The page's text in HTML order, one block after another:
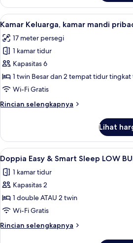
Kamar
Double
Ekonomi
Lihat
semua
foto
untuk
Kamar
Keluarga,
kamar
pribadi
14
Kamar Keluarga, kamar mandi
17 meter persegi
1 kamar tidur
Kapasitas 6
1 twin Besar dan 2 tempat tidur
Wi-Fi Gratis
Rincian selengkapnya
Rincian
Kamar
Keluarga,
kamar
mandi
pribadi
Lihat
Lihat
semua
foto
untuk
Doppia
Easy
&
Smart
5
Doppia Easy & Smart Sleep LOW
1 kamar tidur
Kapasitas 2
1 double ATAU 2 twin
Wi-Fi Gratis
Rincian selengkapnya
Rincian